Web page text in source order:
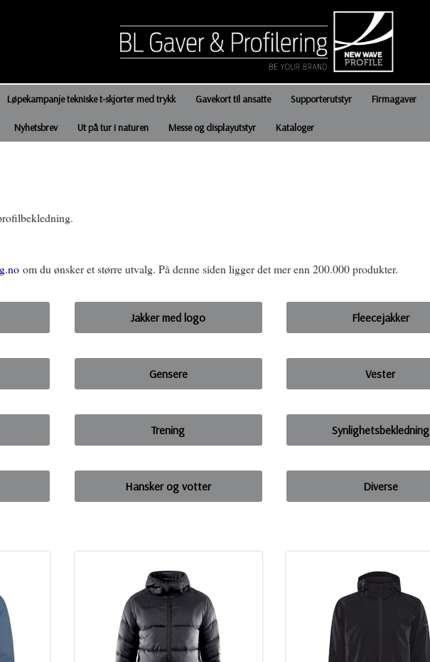
Løpekampanje tekniske t-skjorter med trykk Gavekort til ansatte Supporterutstyr Firmagaver
Nyhetsbrev Ut på tur i naturen Messe og displayutstyr Kataloger
om du ønsker et større utvalg. På denne siden ligger det mer enn 200.000 produkter.
Jakker med logo Fleecejakker
Gensere Vester
Trening Synlighetsbekledning
Hansker og votter Diverse